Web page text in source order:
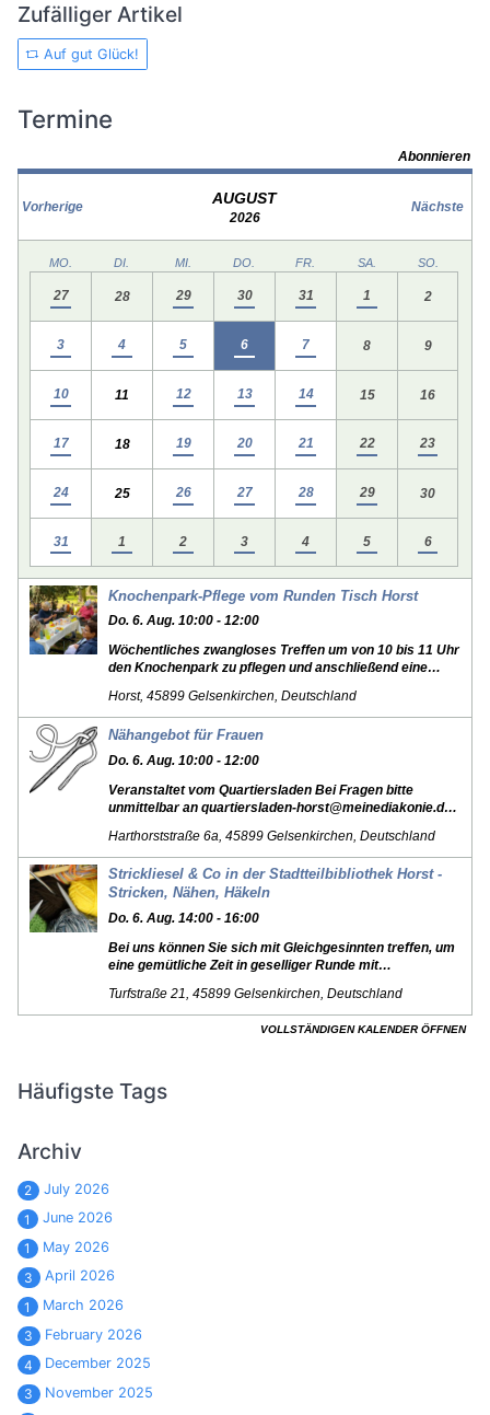
Zufälliger Artikel
Auf gut Glück!
Termine
Häufigste Tags
Archiv
2
July 2026
1
June 2026
1
May 2026
3
April 2026
1
March 2026
3
February 2026
4
December 2025
3
November 2025